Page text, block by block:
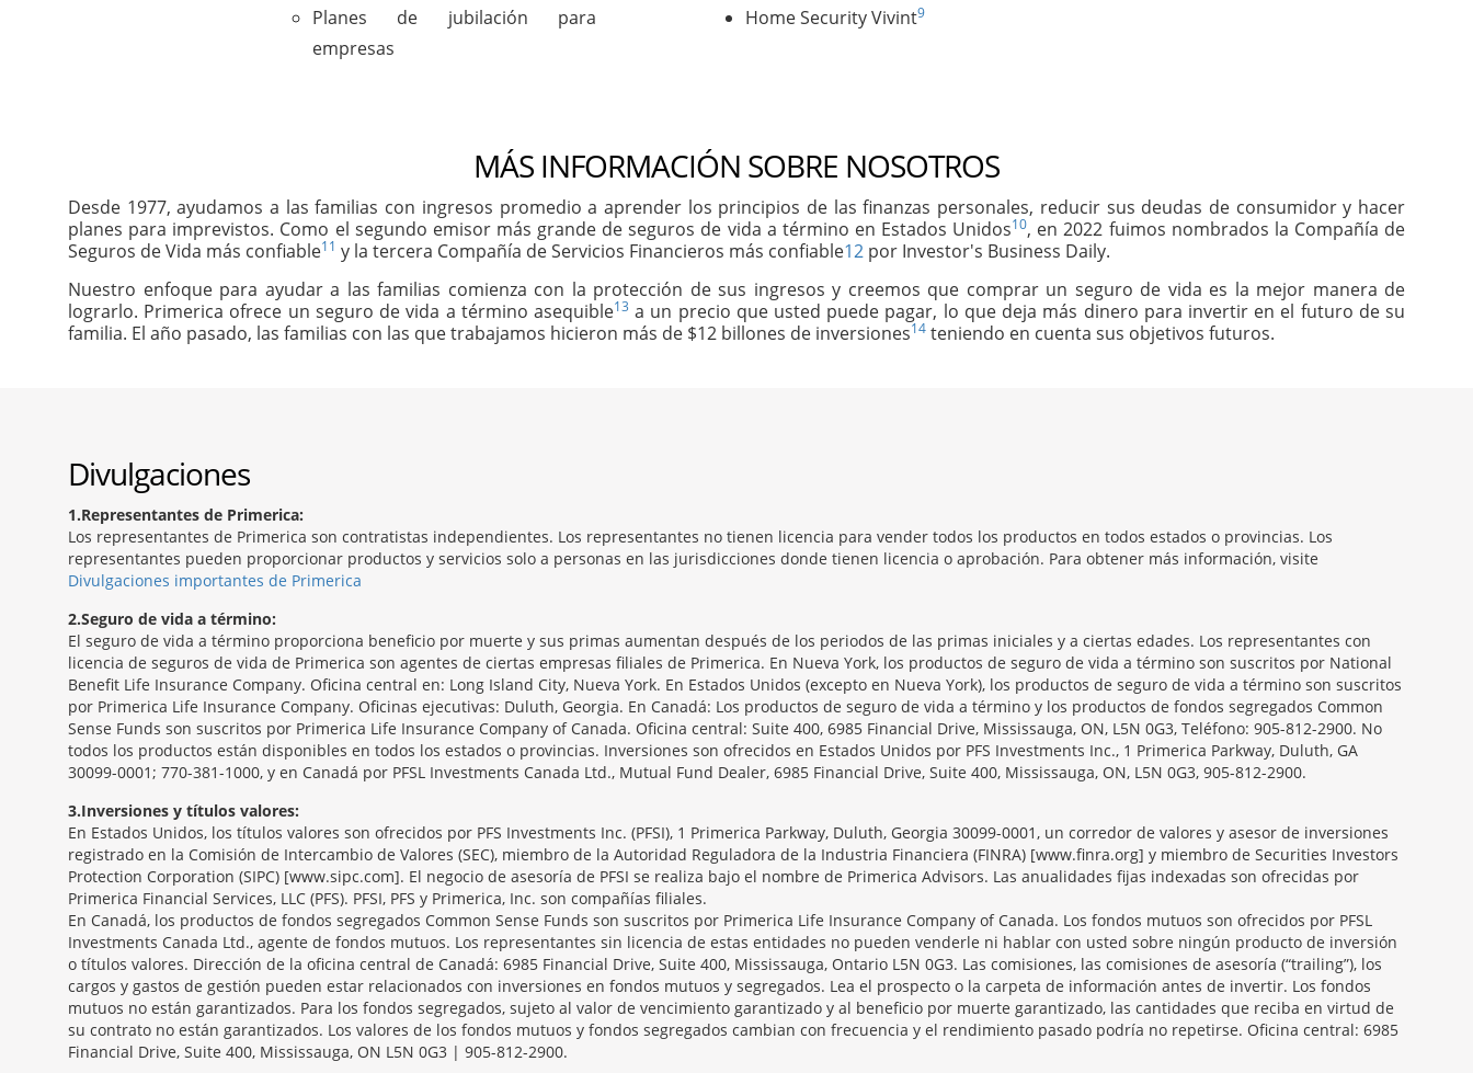
Planes de jubilación para
empresas
Home Security Vivint9
MÁS INFORMACIÓN SOBRE NOSOTROS
Desde 1977, ayudamos a las familias con ingresos promedio a aprender los principios de las finanzas personales, reducir sus deudas de consumidor y hacer
planes para imprevistos. Como el segundo emisor más grande de seguros de vida a término en Estados Unidos10, en 2022 fuimos nombrados la Compañía de
Seguros de Vida más confiable11 y la tercera Compañía de Servicios Financieros más confiable12 por Investor's Business Daily.
Nuestro enfoque para ayudar a las familias comienza con la protección de sus ingresos y creemos que comprar un seguro de vida es la mejor manera de
lograrlo. Primerica ofrece un seguro de vida a término asequible13 a un precio que usted puede pagar, lo que deja más dinero para invertir en el futuro de su
familia. El año pasado, las familias con las que trabajamos hicieron más de $12 billones de inversiones14 teniendo en cuenta sus objetivos futuros.
Divulgaciones
1 Representantes de Primerica:
Los representantes de Primerica son contratistas independientes. Los representantes no tienen licencia para vender todos los productos en todos estados o provincias. Los
representantes pueden proporcionar productos y servicios solo a personas en las jurisdicciones donde tienen licencia o aprobación. Para obtener más información, visite
Divulgaciones importantes de Primerica
2 Seguro de vida a término:
El seguro de vida a término proporciona beneficio por muerte y sus primas aumentan después de los periodos de las primas iniciales y a ciertas edades. Los representantes con
licencia de seguros de vida de Primerica son agentes de ciertas empresas filiales de Primerica. En Nueva York, los productos de seguro de vida a término son suscritos por National
Benefit Life Insurance Company. Oficina central en: Long Island City, Nueva York. En Estados Unidos (excepto en Nueva York), los productos de seguro de vida a término son suscritos
por Primerica Life Insurance Company. Oficinas ejecutivas: Duluth, Georgia. En Canadá: Los productos de seguro de vida a término y los productos de fondos segregados Common
Sense Funds son suscritos por Primerica Life Insurance Company of Canada. Oficina central: Suite 400, 6985 Financial Drive, Mississauga, ON, L5N 0G3, Teléfono: 905-812-2900. No
todos los productos están disponibles en todos los estados o provincias. Inversiones son ofrecidos en Estados Unidos por PFS Investments Inc., 1 Primerica Parkway, Duluth, GA
30099-0001; 770-381-1000, y en Canadá por PFSL Investments Canada Ltd., Mutual Fund Dealer, 6985 Financial Drive, Suite 400, Mississauga, ON, L5N 0G3, 905-812-2900.
3 Inversiones y títulos valores:
En Estados Unidos, los títulos valores son ofrecidos por PFS Investments Inc. (PFSI), 1 Primerica Parkway, Duluth, Georgia 30099-0001, un corredor de valores y asesor de inversiones
registrado en la Comisión de Intercambio de Valores (SEC), miembro de la Autoridad Reguladora de la Industria Financiera (FINRA) [www.finra.org] y miembro de Securities Investors
Protection Corporation (SIPC) [www.sipc.com]. El negocio de asesoría de PFSI se realiza bajo el nombre de Primerica Advisors. Las anualidades fijas indexadas son ofrecidas por
Primerica Financial Services, LLC (PFS). PFSI, PFS y Primerica, Inc. son compañías filiales.
En Canadá, los productos de fondos segregados Common Sense Funds son suscritos por Primerica Life Insurance Company of Canada. Los fondos mutuos son ofrecidos por PFSL
Investments Canada Ltd., agente de fondos mutuos. Los representantes sin licencia de estas entidades no pueden venderle ni hablar con usted sobre ningún producto de inversión
o títulos valores. Dirección de la oficina central de Canadá: 6985 Financial Drive, Suite 400, Mississauga, Ontario L5N 0G3. Las comisiones, las comisiones de asesoría (“trailing”), los
cargos y gastos de gestión pueden estar relacionados con inversiones en fondos mutuos y segregados. Lea el prospecto o la carpeta de información antes de invertir. Los fondos
mutuos no están garantizados. Para los fondos segregados, sujeto al valor de vencimiento garantizado y al beneficio por muerte garantizado, las cantidades que reciba en virtud de
su contrato no están garantizados. Los valores de los fondos mutuos y fondos segregados cambian con frecuencia y el rendimiento pasado podría no repetirse. Oficina central: 6985
Financial Drive, Suite 400, Mississauga, ON L5N 0G3 | 905-812-2900.